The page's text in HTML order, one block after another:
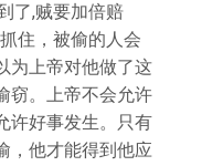
了,贼要加倍赔
住，被偷的人会
为上帝对他做了这
窃。上帝不会允许
许好事发生。只有
，他才能得到他应